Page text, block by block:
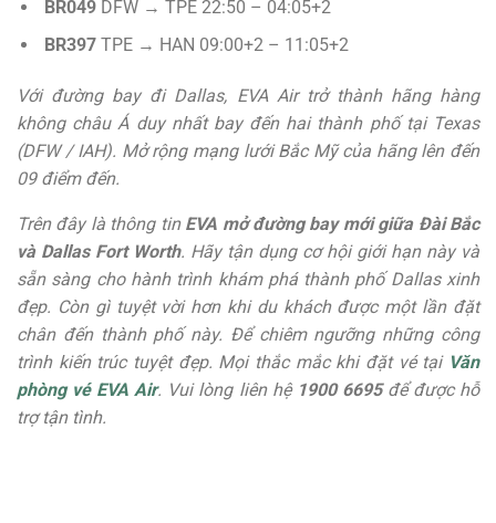
BR049 DFW → TPE 22:50 – 04:05+2
BR397 TPE → HAN 09:00+2 – 11:05+2
Với đường bay đi Dallas, EVA Air trở thành hãng hàng
không châu Á duy nhất bay đến hai thành phố tại Texas
(DFW / IAH). Mở rộng mạng lưới Bắc Mỹ của hãng lên đến
09 điểm đến.
Trên đây là thông tin EVA mở đường bay mới giữa Đài Bắc
và Dallas Fort Worth. Hãy tận dụng cơ hội giới hạn này và
sẵn sàng cho hành trình khám phá thành phố Dallas xinh
đẹp. Còn gì tuyệt vời hơn khi du khách được một lần đặt
chân đến thành phố này. Để chiêm ngưỡng những công
trình kiến trúc tuyệt đẹp. Mọi thắc mắc khi đặt vé tại Văn
phòng vé EVA Air. Vui lòng liên hệ 1900 6695để được hỗ
trợ tận tình.